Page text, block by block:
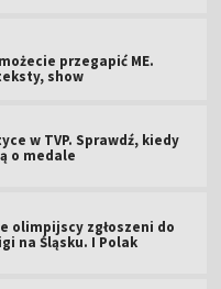
przegapić ME.
show
w TVP. Sprawdź, kiedy
o medale
olimpijscy zgłoszeni do
na Śląsku. I Polak